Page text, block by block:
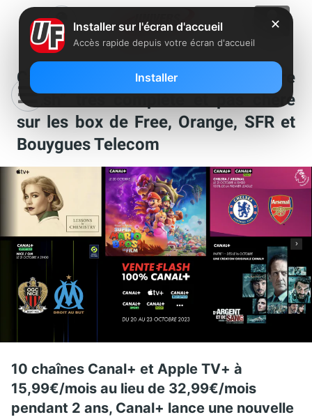
Canal+ dégaine une nouvelle offre
“flash” très complète et pas chère
sur les box de Free, Orange, SFR et
Bouygues Telecom
10 chaînes Canal+ et Apple TV+ à
15,99€/mois au lieu de 32,99€/mois
pendant 2 ans, Canal+ lance une nouvelle
✕
Installer sur l'écran d'accueil
Accès rapide depuis votre écran d'accueil
Installer